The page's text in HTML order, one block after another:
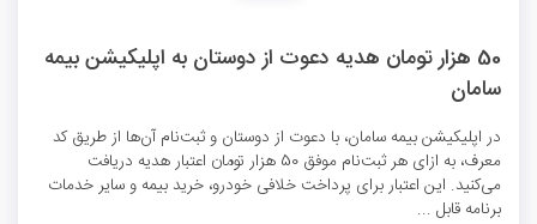
50 هزار تومان هدیه دعوت از دوستان به اپلیکیشن بیمه
سامان
در اپلیکیشن بیمه سامان، با دعوت از دوستان و ثبت‌نام آن‌ها از طریق کد
معرف، به ازای هر ثبت‌نام موفق 50 هزار تومان اعتبار هدیه دریافت
می‌کنید. این اعتبار برای پرداخت خلافی خودرو، خرید بیمه و سایر خدمات
برنامه قابل ...